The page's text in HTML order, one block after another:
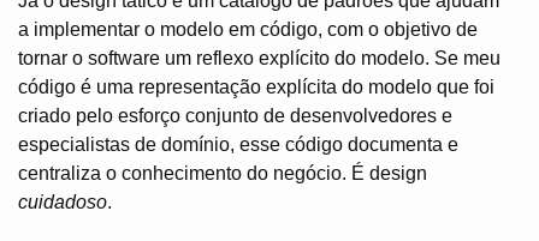
a implementar o modelo em código, com o objetivo de
tornar o software um reflexo explícito do modelo. Se meu
código é uma representação explícita do modelo que foi
criado pelo esforço conjunto de desenvolvedores e
especialistas de domínio, esse código documenta e
centraliza o conhecimento do negócio. É design
cuidadoso.